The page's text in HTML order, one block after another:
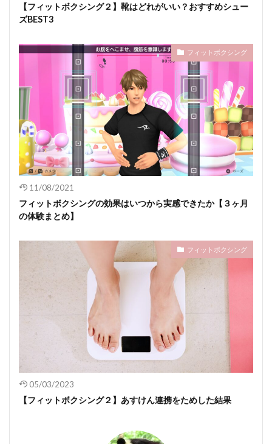
【フィットボクシング２】靴はどれがいい？おすすめシュー
ズBEST3
フィットボクシング
11/08/2021
フィットボクシングの効果はいつから実感できたか【３ヶ月
の体験まとめ】
フィットボクシング
05/03/2023
【フィットボクシング２】あすけん連携をためした結果